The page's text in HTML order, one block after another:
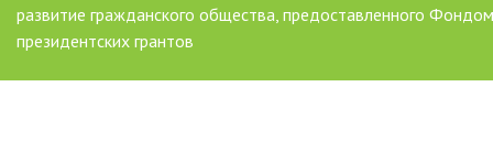
развитие гражданского общества, предоставленного Фондом
президентских грантов